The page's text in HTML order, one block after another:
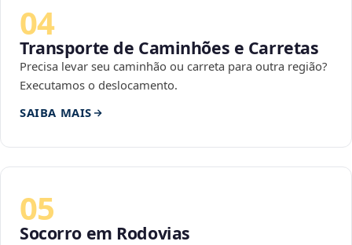
04
Transporte de Caminhões e Carretas
Precisa levar seu caminhão ou carreta para outra região?
Executamos o deslocamento.
SAIBA MAIS
05
Socorro em Rodovias